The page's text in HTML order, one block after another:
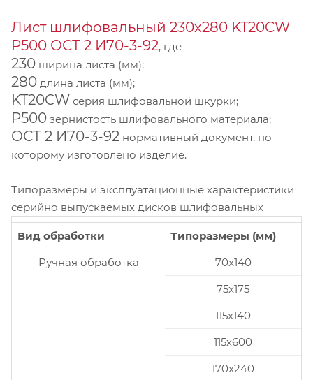
Лист шлифовальный 230х280 KT20CW
P500 ОСТ 2 И70-3-92, где
230 ширина листа (мм);
280 длина листа (мм);
KT20CW серия шлифовальной шкурки;
P500 зернистость шлифовального материала;
ОСТ 2 И70-3-92 нормативный документ, по
которому изготовлено изделие.
Типоразмеры и эксплуатационные характеристики
серийно выпускаемых дисков шлифовальных
Вид обработки
Типоразмеры (мм)
Ручная обработка
70x140
75x175
115x140
115x600
170x240